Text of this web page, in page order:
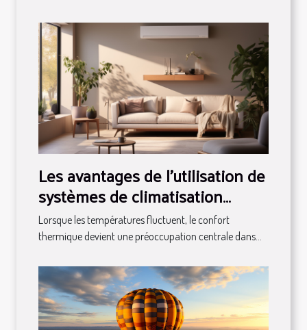
Les avantages de l'utilisation de
systèmes de climatisation
réversibles modernes
Lorsque les températures fluctuent, le confort
thermique devient une préoccupation centrale dans...